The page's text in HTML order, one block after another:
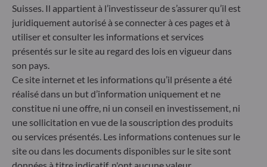
ODDO BHF Asset Management SAS*
Suisses. Il appartient à l’investisseur de s’assurer qu’il est
juridiquement autorisé à se connecter à ces pages et à
utiliser et consulter les informations et services
présentés sur le site au regard des lois en vigueur dans
son pays.
Ce site internet et les informations qu’il présente a été
réalisé dans un but d’information uniquement et ne
constitue ni une offre, ni un conseil en investissement, ni
une sollicitation en vue de la souscription des produits
ou services présentés. Les informations contenues sur le
site ou dans les documents disponibles sur le site sont